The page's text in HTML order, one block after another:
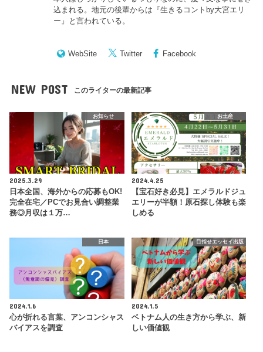
込まれる。地元の後輩からは『生きるコントby大宮エリ
ー 』と言われている。
WebSite Twitter Facebook
NEW POST このライターの最新記事
お知らせ
2025.3.29
日本全国、海外からの応募もOK!
完全在宅／PCでお見合い調整業
務◎月収は１万…
お土産
2024.4.25
【宝石好き必見】エメラルドジュ
エリーが半額！原石探し体験も楽
しめる
日本
2024.1.6
心が折れる言葉、アンコンシャス
バイアスを調査
目指せエッセイ出版
2024.1.5
ベトナム人の生き方から学ぶ、新
しい価値観